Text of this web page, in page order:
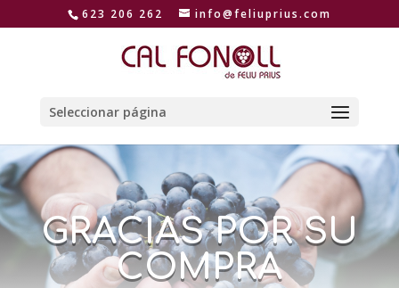
623 206 262 info@feliuprius.com
Seleccionar página
GRACIAS POR SU
COMPRA